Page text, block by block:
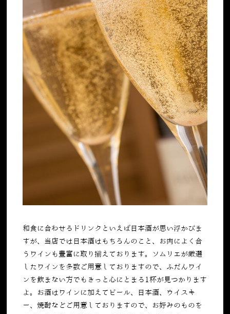
和食に合わせるドリンクといえば日本酒が思い浮かびま
すが、当店では日本酒はもちろんのこと、お肉によく合
うワインも豊富に取り揃えております。ソムリエが厳選
したワインを多数ご用意しておりますので、ふだんワイ
ンを飲まない方でもきっと心にとまる 1杯が見つかります
よ。お酒はワインに加えてビール、日本酒、ウイスキ
ー、焼酎などご用意しておりますので、お好みのものを